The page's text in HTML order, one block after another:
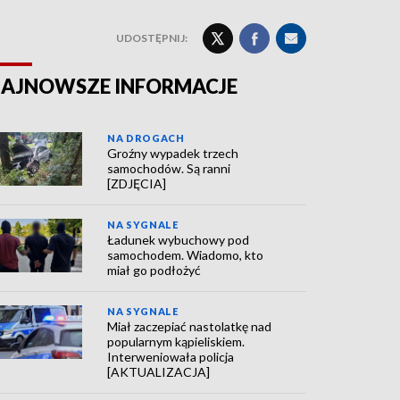
UDOSTĘPNIJ:
INFORMACJE
NA DROGACH
Groźny wypadek trzech
samochodów. Są ranni
[ZDJĘCIA]
NA SYGNALE
Ładunek wybuchowy pod
samochodem. Wiadomo, kto
miał go podłożyć
NA SYGNALE
Miał zaczepiać nastolatkę nad
popularnym kąpieliskiem.
Interweniowała policja
[AKTUALIZACJA]